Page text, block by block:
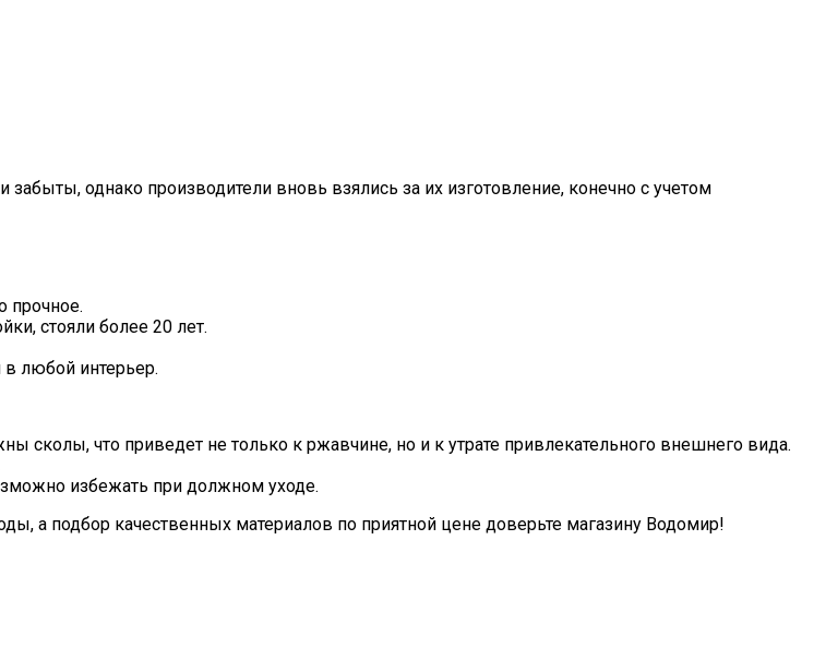
однако производители вновь взялись за их изготовление, конечно с учетом
прочное.
стояли более 20 лет.
любой интерьер.
сколы, что приведет не только к ржавчине, но и к утрате привлекательного внешнего вида.
избежать при должном уходе.
а подбор качественных материалов по приятной цене доверьте магазину Водомир!